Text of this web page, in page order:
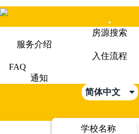
Mobile
Menu
房源搜索
服务介绍
入住流程
FAQ
通知
简体中文
学校名称